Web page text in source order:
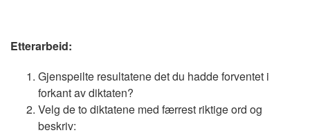
Etterarbeid:
Gjenspeilte resultatene det du hadde forventet i
forkant av diktaten?
Velg de to diktatene med færrest riktige ord og
beskriv: